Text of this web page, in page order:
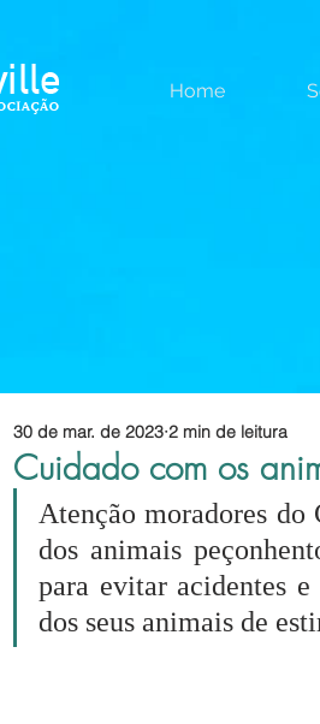
Home
Cuidado com os
30 de mar. de 2023 2 min de leitura
Atenção moradores
dos animais
para evitar acidentes
dos seus animais de